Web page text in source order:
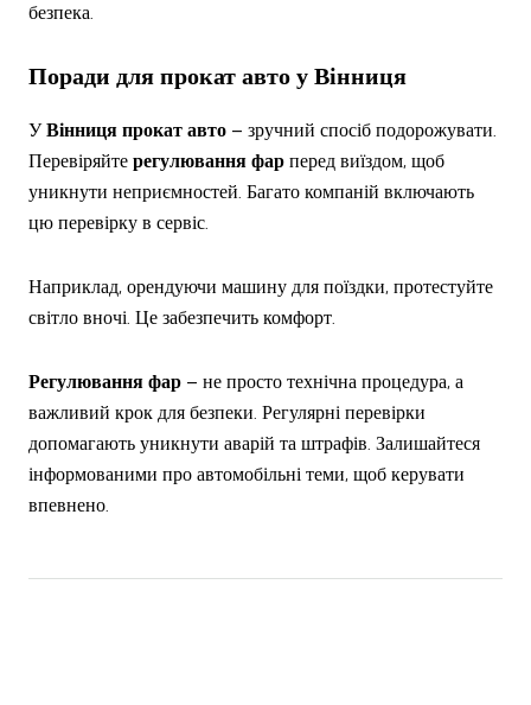
безпека.
Поради для прокат авто у Вінниця
УВінниця прокат авто – зручний спосіб подорожувати.
Перевіряйте регулювання фар перед виїздом, щоб
уникнути неприємностей. Багато компаній включають
цю перевірку в сервіс.
Наприклад, орендуючи машину для поїздки, протестуйте
світло вночі. Це забезпечить комфорт.
Регулювання фар – не просто технічна процедура, а
важливий крок для безпеки. Регулярні перевірки
допомагають уникнути аварій та штрафів. Залишайтеся
інформованими про автомобільні теми, щоб керувати
впевнено.